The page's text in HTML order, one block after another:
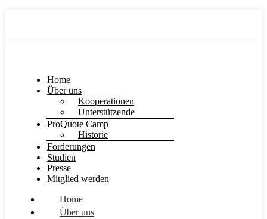
Home
Über uns
Kooperationen
Unterstützende
ProQuote Camp
Historie
Forderungen
Studien
Presse
Mitglied werden
Home
Über uns